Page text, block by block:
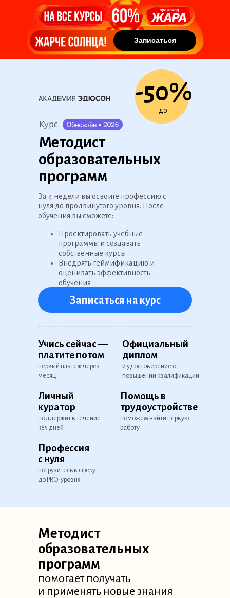
Записаться
Записаться
Официальный
диплом
и удостоверение о
повышении квалификации
За 4 недели вы освоите профессию с
нуля до продвинутого уровня. После
обучения вы сможете:
Проектировать учебные
программы и создавать
собственные курсы
Внедрять геймификацию и
оценивать эффективность
обучения
компании, так и на фрилансе
Записаться на курс
Профессия
с нуля
погрузитесь в сферу
до PRO-уровня
Личный
куратор
поддержит в течение
365 дней
Помощь в
трудоустройстве
поможем найти первую
работу
Учись сейчас —
платите потом
первый платеж через
месяц
-50%
до
Курс
Методист
образовательных
программ
на сентябрь 2025
методистов
? ? ?
5 935 открытых
на
ресурсах по
Зарплата от 100 000
в среднем
подготовка
2 месяца
по
—
навыки, разрабатывает программу
Методист
образовательных
программ
помогает получать
и применять новые знания